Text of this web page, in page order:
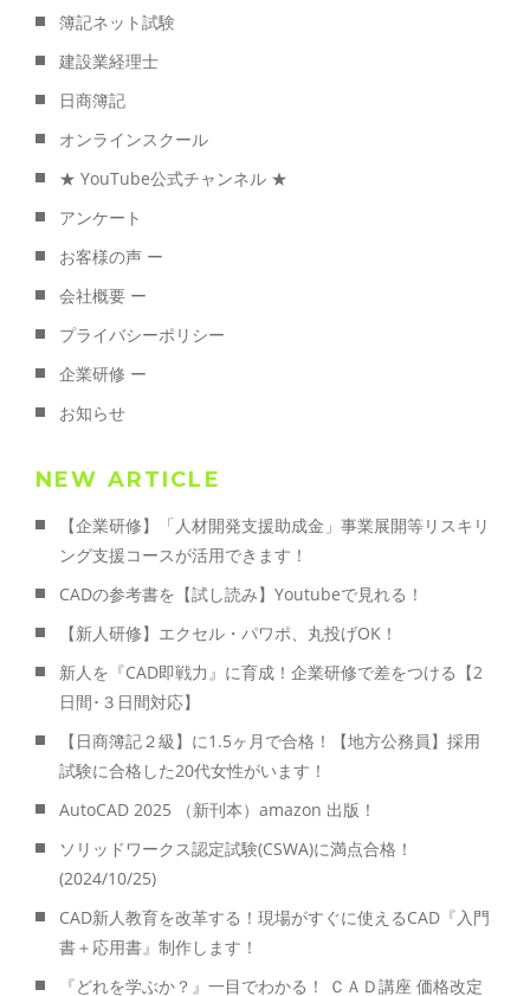
簿記ネット試験
建設業経理士
日商簿記
オンラインスクール
★ YouTube公式チャンネル ★
アンケート
お客様の声 ー
会社概要 ー
プライバシーポリシー
企業研修 ー
お知らせ
NEW ARTICLE
【企業研修】「人材開発支援助成金」事業展開等リスキリ
ング支援コースが活用できます！
CADの参考書を【試し読み】Youtubeで見れる！
【新人研修】エクセル・パワポ、丸投げOK！
新人を『CAD即戦力』に育成！企業研修で差をつける【2
日間･３日間対応】
【日商簿記２級】に1.5ヶ月で合格！【地方公務員】採用
試験に合格した20代女性がいます！
AutoCAD 2025 （新刊本）amazon 出版！
ソリッドワークス認定試験(CSWA)に満点合格！
(2024/10/25)
CAD新人教育を改革する！現場がすぐに使えるCAD『入門
書＋応用書』制作します！
『どれを学ぶか？』一目でわかる！ ＣＡＤ講座 価格改定